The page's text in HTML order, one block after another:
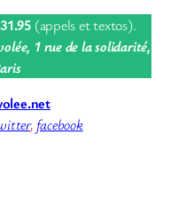
(appels et textos).
1 rue de la solidarité,
, facebook